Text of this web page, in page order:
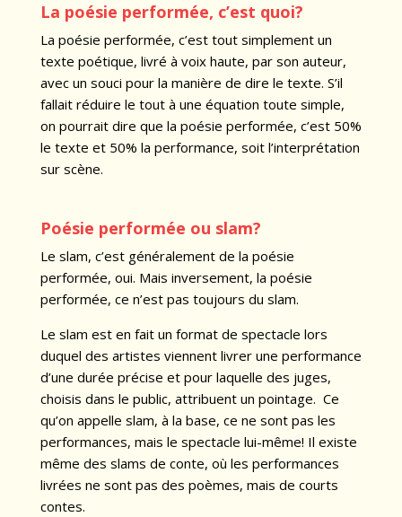
La poésie performée, c’est quoi?
La poésie performée, c’est tout simplement un
texte poétique, livré à voix haute, par son auteur,
avec un souci pour la manière de dire le texte. S’il
fallait réduire le tout à une équation toute simple,
on pourrait dire que la poésie performée, c’est 50%
le texte et 50% la performance, soit l’interprétation
sur scène.
Poésie performée ou slam?
Le slam, c’est généralement de la poésie
performée, oui. Mais inversement, la poésie
performée, ce n’est pas toujours du slam.
Le slam est en fait un format de spectacle lors
duquel des artistes viennent livrer une performance
d’une durée précise et pour laquelle des juges,
choisis dans le public, attribuent un pointage. Ce
qu’on appelle slam, à la base, ce ne sont pas les
performances, mais le spectacle lui-même! Il existe
même des slams de conte, où les performances
livrées ne sont pas des poèmes, mais de courts
contes.